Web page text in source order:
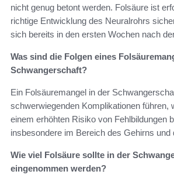
nicht genug betont werden. Folsäure ist
richtige Entwicklung des Neuralrohrs
sich bereits in den ersten Wochen nach
Was sind die Folgen eines
Schwangerschaft?
Ein Folsäuremangel in der
schwerwiegenden Komplikationen führen,
einem erhöhten Risiko von Fehlbildungen
insbesondere im Bereich des Gehirns
Wie viel Folsäure sollte in der
eingenommen werden?